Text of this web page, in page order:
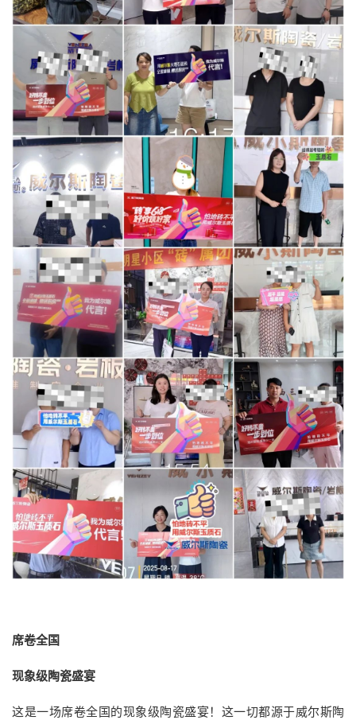
席卷全国
现象级陶瓷盛宴
这是一场席卷全国的现象级陶瓷盛宴！这一切都源于威尔斯陶